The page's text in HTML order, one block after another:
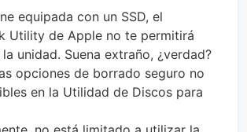
equipada con un SSD, el
Utility de Apple no te permitirá
unidad. Suena extraño, ¿verdad?
opciones de borrado seguro no
en la Utilidad de Discos para